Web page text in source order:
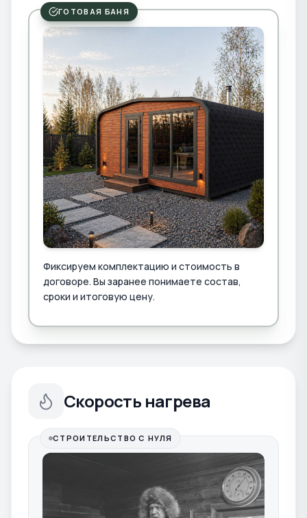
ГОТОВАЯ БАНЯ
Фиксируем комплектацию и стоимость в
договоре. Вы заранее понимаете состав,
сроки и итоговую цену.
Скорость нагрева
СТРОИТЕЛЬСТВО С НУЛЯ